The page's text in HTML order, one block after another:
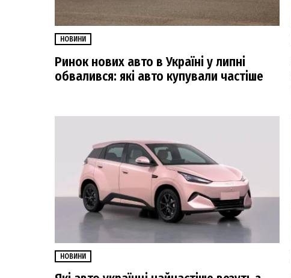
НОВИНИ
Ринок нових авто в Україні у липні
обвалився: які авто купували частіше
НОВИНИ